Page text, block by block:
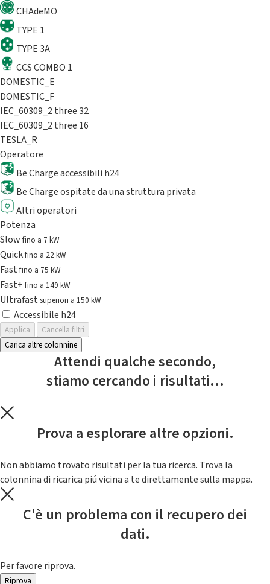
CHAdeMO
TYPE 1
TYPE 3A
CCS COMBO 1
DOMESTIC_E
DOMESTIC_F
IEC_60309_2 three 32
IEC_60309_2 three 16
TESLA_R
Operatore
Be Charge accessibili h24
Be Charge ospitate da una struttura privata
Altri operatori
Potenza
Slowfino a 7 kW
Quickfino a 22 kW
Fastfino a 75 kW
Fast+fino a 149 kW
Ultrafast superiori a 150 kW
Accessibile h24
Applica
Cancella filtri
Carica altre colonnine
Attendi qualche secondo,
stiamo cercando i risultati...
Prova a esplorare altre opzioni.
Non abbiamo trovato risultati per la tua ricerca. Trova la
colonnina di ricarica piú vicina a te direttamente sulla mappa.
C'è un problema con il recupero dei
dati.
Per favore riprova.
Riprova